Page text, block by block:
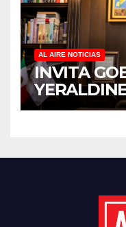
AL AIRE NOTICIAS
INVITA
JORNADA
DE